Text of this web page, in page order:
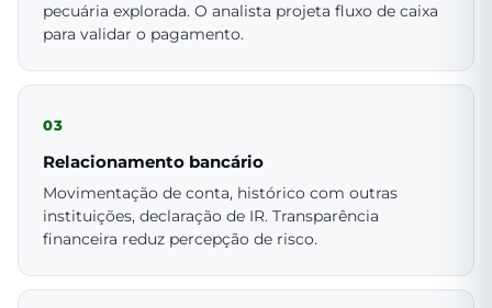
pecuária explorada. O analista projeta fluxo de caixa
para validar o pagamento.
03
Relacionamento bancário
Movimentação de conta, histórico com outras
instituições, declaração de IR. Transparência
financeira reduz percepção de risco.